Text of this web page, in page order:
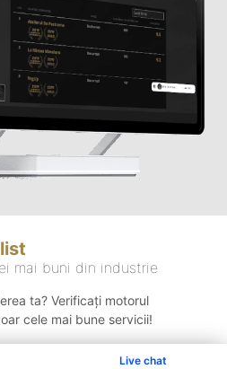
Live chat
mai buni din industrie
ta? Verificați motorul
cele mai bune servicii!